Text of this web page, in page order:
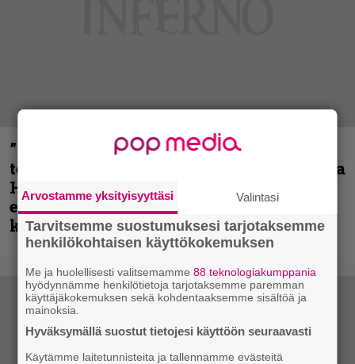
”Metallica on tiukempi kuin koskaan ja
te haluatte jonkun nulikan yrittävän olla
Hetfield?” – Pepper Keenan muisteli
ensimmäistä koesoittoaan hevijätin
kanssa
Arvostamme yksityisyyttäsi Valintasi
Tarvitsemme suostumuksesi tarjotaksemme
henkilökohtaisen käyttökokemuksen
Me ja huolellisesti valitsemamme88 teknologiakumppania
hyödynnämme henkilötietoja tarjotaksemme paremman
käyttäjäkokemuksen sekä kohdentaaksemme sisältöä ja
mainoksia.
Hyväksymällä suostut tietojesi käyttöön seuraavasti
Käytämme laitetunnisteita ja tallennamme evästeitä